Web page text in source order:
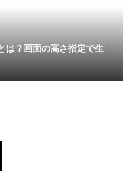
は？画面の高さ指定で生